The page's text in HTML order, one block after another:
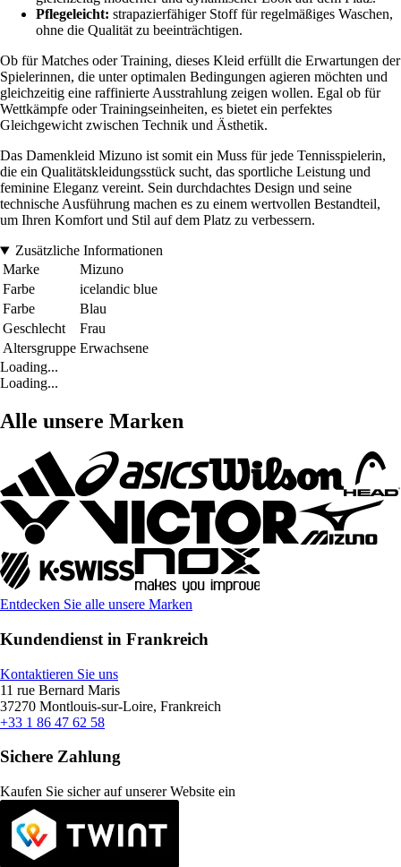
Pflegeleicht: strapazierfähiger Stoff für regelmäßiges Waschen,
ohne die Qualität zu beeinträchtigen.
Ob für Matches oder Training, dieses Kleid erfüllt die Erwartungen der
Spielerinnen, die unter optimalen Bedingungen agieren möchten und
gleichzeitig eine raffinierte Ausstrahlung zeigen wollen. Egal ob für
Wettkämpfe oder Trainingseinheiten, es bietet ein perfektes
Gleichgewicht zwischen Technik und Ästhetik.
Das Damenkleid Mizuno ist somit ein Muss für jede Tennisspielerin,
die ein Qualitätskleidungsstück sucht, das sportliche Leistung und
feminine Eleganz vereint. Sein durchdachtes Design und seine
technische Ausführung machen es zu einem wertvollen Bestandteil,
um Ihren Komfort und Stil auf dem Platz zu verbessern.
Zusätzliche Informationen
Marke
Mizuno
Farbe
icelandic blue
Farbe
Blau
Geschlecht
Frau
Altersgruppe Erwachsene
Loading...
Loading...
Alle unsere Marken
Entdecken Sie alle unsere Marken
Kundendienst in Frankreich
Kontaktieren Sie uns
11 rue Bernard Maris
37270 Montlouis-sur-Loire, Frankreich
+33 1 86 47 62 58
Sichere Zahlung
Kaufen Sie sicher auf unserer Website ein